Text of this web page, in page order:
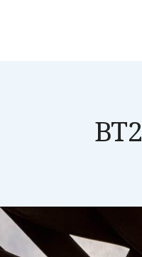
BT2